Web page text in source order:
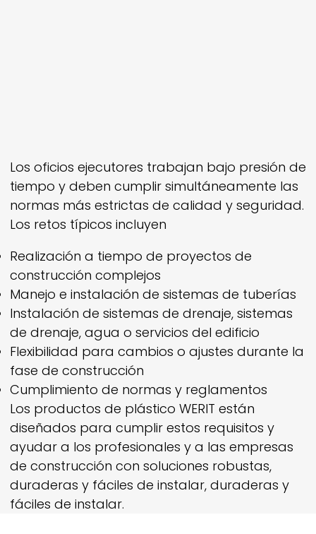
Los oficios ejecutores trabajan bajo presión de
tiempo y deben cumplir simultáneamente las
normas más estrictas de calidad y seguridad.
Los retos típicos incluyen
Realización a tiempo de proyectos de
construcción complejos
Manejo e instalación de sistemas de tuberías
Instalación de sistemas de drenaje, sistemas
de drenaje, agua o servicios del edificio
Flexibilidad para cambios o ajustes durante la
fase de construcción
Cumplimiento de normas y reglamentos
Los productos de plástico WERIT están
diseñados para cumplir estos requisitos y
ayudar a los profesionales y a las empresas
de construcción con soluciones robustas,
duraderas y fáciles de instalar, duraderas y
fáciles de instalar.